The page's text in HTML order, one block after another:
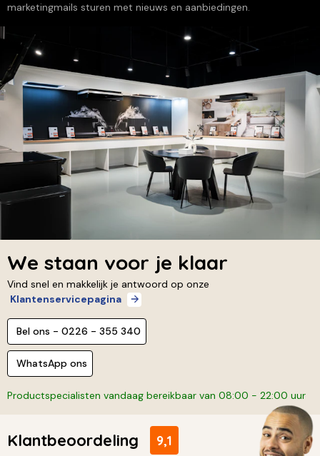
marketingmails sturen met nieuws en aanbiedingen.
We staan voor je klaar
Vind snel en makkelijk je antwoord op onze
Klantenservicepagina
Bel ons - 0226 - 355 340
WhatsApp ons
Productspecialisten vandaag bereikbaar van 08:00 - 22:00 uur
Klantbeoordeling 9,1